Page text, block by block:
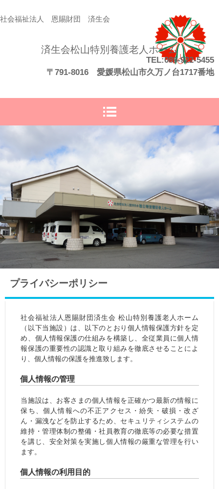
済生会松山特別養護老人ホーム
社会福祉法人 恩賜財団 済生会
TEL:089-922-5455
〒791-8016 愛媛県松山市久万ノ台1717番地
プライバシーポリシー
社会福祉法人恩賜財団済生会 松山特別養護老人ホーム
（以下当施設）は、以下のとおり個人情報保護方針を定
め、個人情報保護の仕組みを構築し、全従業員に個人情
報保護の重要性の認識と取り組みを徹底させることによ
り、個人情報の保護を推進致します。
個人情報の管理
当施設は、お客さまの個人情報を正確かつ最新の情報に
保ち、個人情報への不正アクセス・紛失・破損・改ざ
ん・漏洩などを防止するため、セキュリティシステムの
維持・管理体制の整備・社員教育の徹底等の必要な措置
を講じ、安全対策を実施し個人情報の厳重な管理を行い
ます。
個人情報の利用目的